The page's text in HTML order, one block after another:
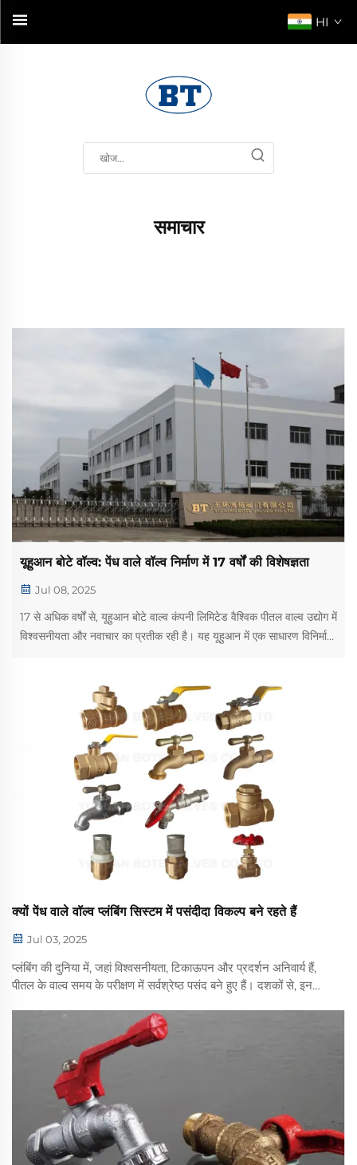
HI
समाचार
यूहुआन बोटे वॉल्व: पेंध वाले वॉल्व निर्माण में 17 वर्षों की विशेषज्ञता
Jul 08, 2025
17 से अधिक वर्षों से, यूहुआन बोटे वाल्व कंपनी लिमिटेड वैश्विक पीतल वाल्व उद्योग में
विश्वसनीयता और नवाचार का प्रतीक रही है। यह यूहुआन में एक साधारण विनिर्माण
क्यों पेंध वाले वॉल्व प्लंबिंग सिस्टम में पसंदीदा विकल्प बने रहते हैं
Jul 03, 2025
प्लंबिंग की दुनिया में, जहां विश्वसनीयता, टिकाऊपन और प्रदर्शन अनिवार्य हैं,
पीतल के वाल्व समय के परीक्षण में सर्वश्रेष्ठ पसंद बने हुए हैं। दशकों से, इन